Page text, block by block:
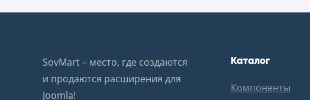
SovMart – место, где создаются
и продаются расширения для
Joomla!
Каталог
Компоненты